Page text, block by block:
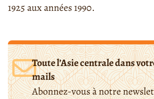
1925 aux années 1990.
Toute l’Asie centrale dans
mails
Abonnez-vous à notre